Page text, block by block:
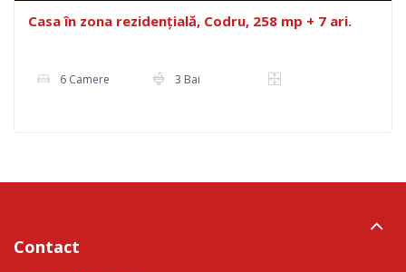
Casa în zona rezidențială, Codru, 258 mp + 7 ari.
6 Camere 3 Bai
Contact